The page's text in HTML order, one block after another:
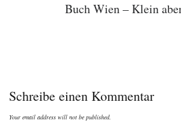
Buch Wien – Klein
Schreibe einen Kommentar
Your email address will not be published.